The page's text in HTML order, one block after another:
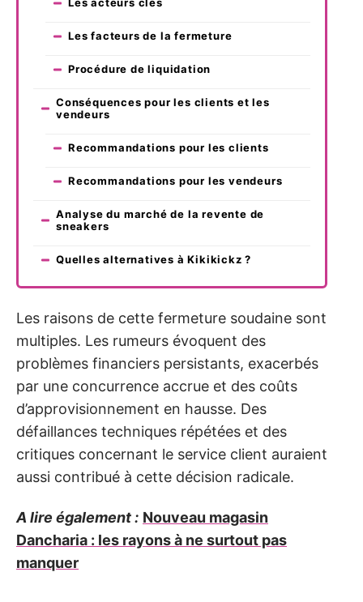
Les acteurs clés
Les facteurs de la fermeture
Procédure de liquidation
Conséquences pour les clients et les
vendeurs
Recommandations pour les clients
Recommandations pour les vendeurs
Analyse du marché de la revente de
sneakers
Quelles alternatives à Kikikickz ?
Les raisons de cette fermeture soudaine sont
multiples. Les rumeurs évoquent des
problèmes financiers persistants, exacerbés
par une concurrence accrue et des coûts
d’approvisionnement en hausse. Des
défaillances techniques répétées et des
critiques concernant le service client auraient
aussi contribué à cette décision radicale.
A lire également : Nouveau magasin
Dancharia : les rayons à ne surtout pas
manquer